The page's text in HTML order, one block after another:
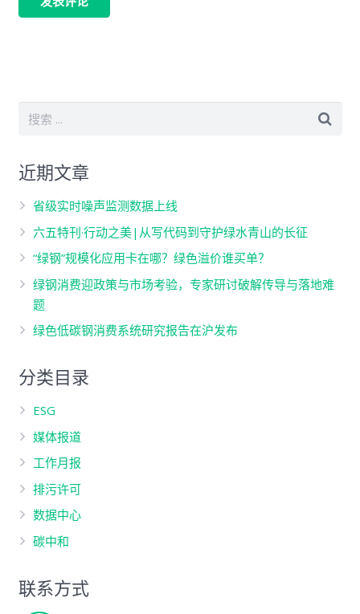
近期文章
省级实时噪声监测数据上线
六五特刊·行动之美|从写代码到守护绿水青山的长征
“绿钢”规模化应用卡在哪？绿色溢价谁买单？
绿钢消费迎政策与市场考验，专家研讨破解传导与落地难
题
绿色低碳钢消费系统研究报告在沪发布
分类目录
ESG
媒体报道
工作月报
排污许可
数据中心
碳中和
联系方式